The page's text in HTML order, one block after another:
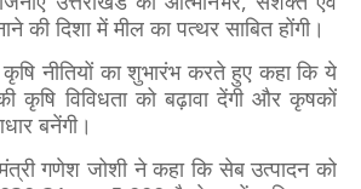
की दिशा में मील का पत्थर साबित होंगी।
नीतियों का शुभारंभ करते हुए कहा कि ये
कृषि विविधता को बढ़ावा देंगी और कृषकों
बनेंगी।
गणेश जोशी ने कहा कि सेब उत्पादन को